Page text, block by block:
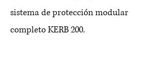
sistema de protección modular
completo KERB 200.